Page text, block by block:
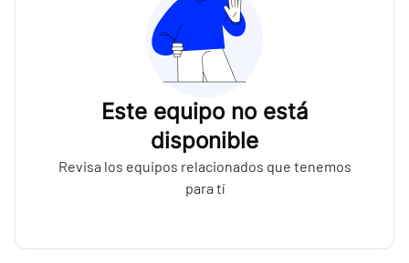
Este equipo no está
disponible
Revisa los equipos relacionados que tenemos
para tí